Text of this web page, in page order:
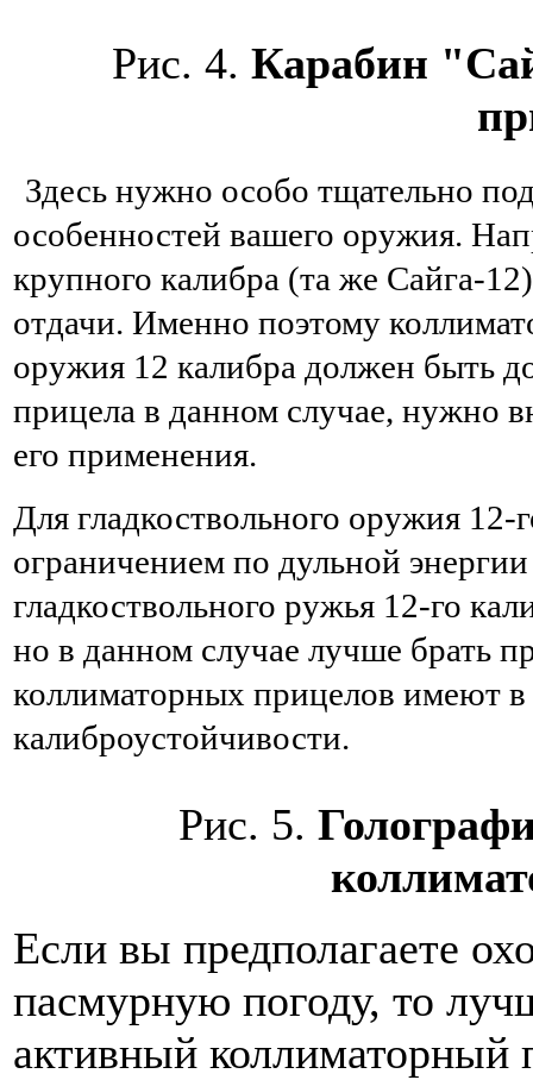
Рис. 4. Карабин
Здесь нужно особо тщательно
особенностей вашего оружия.
крупного калибра (та же Сайга-
отдачи. Именно поэтому
оружия 12 калибра должен быть
прицела в данном случае, нужно
его применения.
Для гладкоствольного оружия
ограничением по дульной
гладкоствольного ружья 12-го
но в данном случае лучше брать
коллиматорных прицелов имеют в
калиброустойчивости.
Рис. 5.
Если вы предполагаете
пасмурную погоду, то
активный коллиматорный